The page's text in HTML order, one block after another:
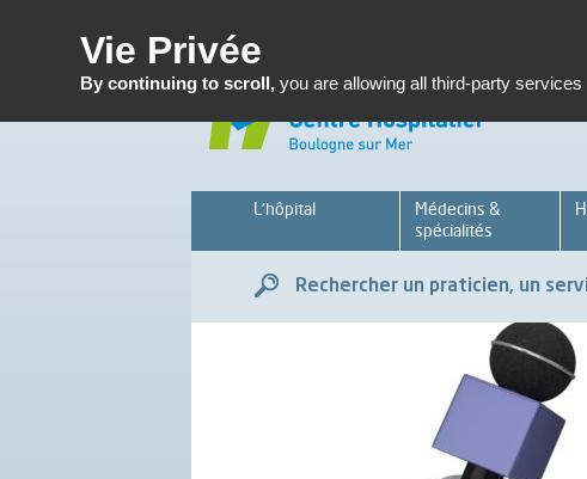
L’hôpital
Médecins &
spécialités
Rechercher un praticien, un
Vie Privée
By continuing to scroll, you are allowing all third-party services